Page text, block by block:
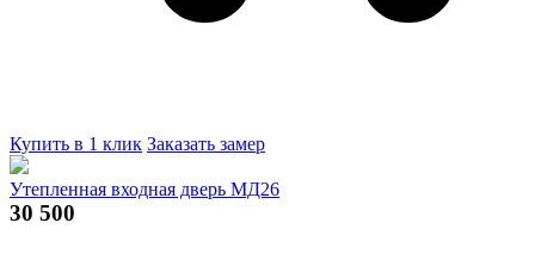
Купить в 1 клик Заказать замер
Утепленная входная дверь МД26
30 500